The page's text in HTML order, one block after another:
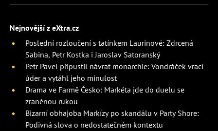
Nejnovější z eXtra.cz
Poslední rozloučení s tatínkem Laurinové: Zdrcená
Sabina, Petr Kostka i Jaroslav Satoranský
Petr Pavel připustil návrat monarchie: Vondráček vrací
úder a vytáhl jeho minulost
Drama ve Farmě Česko: Markéta jde do duelu se
zraněnou rukou
Bizarní obhajoba Markízy po skandálu v Party Shore:
Podivná slova o nedostatečném kontextu